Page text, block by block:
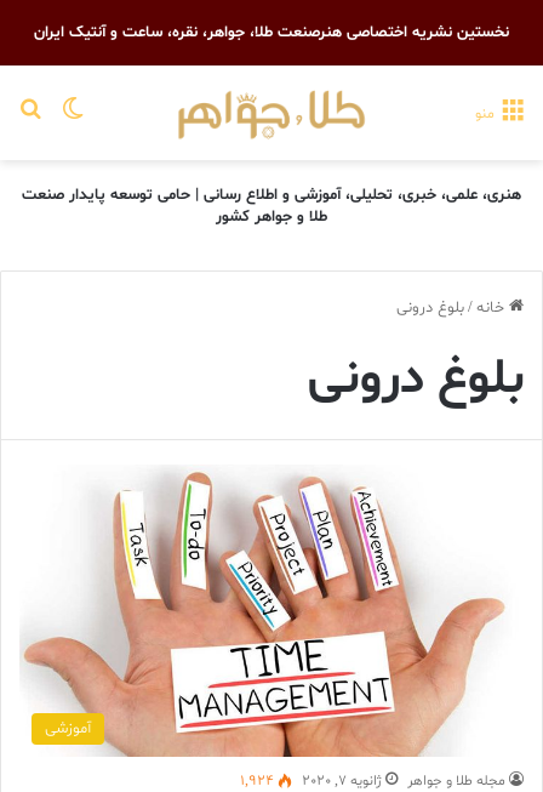
نخستین نشریه اختصاصی هنرصنعت طلا، جواهر، نقره، ساعت و آنتیک ایران
تغییر منو
هنری، علمی، خبری، تحلیلی، آموزشی و اطلاع رسانی | حامی توسعه پایدار صنعت
طلا و جواهر کشور
خانه/بلوغ درونی
بلوغ درونی
آموزشی
مجله طلا و جواهر ژانویه 7, 2020 1,924